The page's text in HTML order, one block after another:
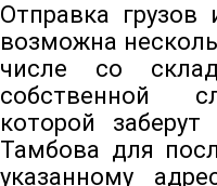
Отправка
возможна
числе со
собственной
которой
Тамбова для
указанному